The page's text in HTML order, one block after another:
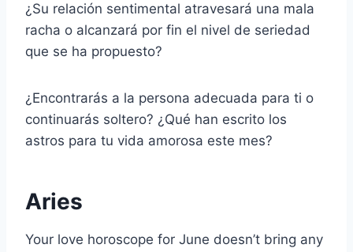
¿Su relación sentimental atravesará una mala
racha o alcanzará por fin el nivel de seriedad
que se ha propuesto?
¿Encontrarás a la persona adecuada para ti o
continuarás soltero? ¿Qué han escrito los
astros para tu vida amorosa este mes?
Aries
Your love horoscope for June doesn’t bring any